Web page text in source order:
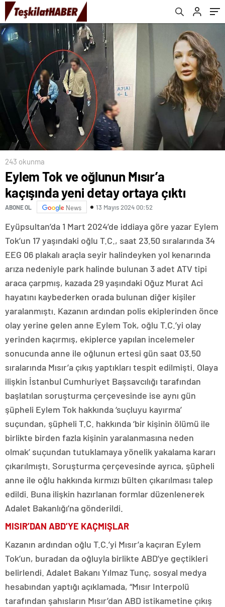
243 okunma
Eylem Tok ve oğlunun Mısır’a
kaçışında yeni detay ortaya çıktı
ABONE OL News 13 Mayıs 2024 00:52
Eyüpsultan’da 1 Mart 2024’de iddiaya göre yazar Eylem
Tok’un 17 yaşındaki oğlu T.C., saat 23.50 sıralarında 34
EEG 06 plakalı araçla seyir halindeyken yol kenarında
arıza nedeniyle park halinde bulunan 3 adet ATV tipi
araca çarpmış, kazada 29 yaşındaki Oğuz Murat Aci
hayatını kaybederken orada bulunan diğer kişiler
yaralanmıştı. Kazanın ardından polis ekiplerinden önce
olay yerine gelen anne Eylem Tok, oğlu T.C.’yi olay
yerinden kaçırmış, ekiplerce yapılan incelemeler
sonucunda anne ile oğlunun ertesi gün saat 03.50
sıralarında Mısır’a çıkış yaptıkları tespit edilmişti. Olaya
ilişkin İstanbul Cumhuriyet Başsavcılığı tarafından
başlatılan soruşturma çerçevesinde ise aynı gün
şüpheli Eylem Tok hakkında ‘suçluyu kayırma’
suçundan, şüpheli T.C. hakkında ‘bir kişinin ölümü ile
birlikte birden fazla kişinin yaralanmasına neden
olmak’ suçundan tutuklamaya yönelik yakalama kararı
çıkarılmıştı. Soruşturma çerçevesinde ayrıca, şüpheli
anne ile oğlu hakkında kırmızı bülten çıkarılması talep
edildi. Buna ilişkin hazırlanan formlar düzenlenerek
Adalet Bakanlığı’na gönderildi.
MISIR’DAN ABD’YE KAÇMIŞLAR
Kazanın ardından oğlu T.C.’yi Mısır’a kaçıran Eylem
Tok’un, buradan da oğluyla birlikte ABD’ye geçtikleri
belirlendi. Adalet Bakanı Yılmaz Tunç, sosyal medya
hesabından yaptığı açıklamada, “Mısır Interpolü
tarafından şahısların Mısır’dan ABD istikametine çıkış